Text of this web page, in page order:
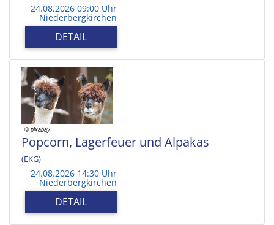
24.08.2026 09:00 Uhr
Niederbergkirchen
DETAIL
Popcorn, Lagerfeuer und Alpakas
(EKG)
24.08.2026 14:30 Uhr
Niederbergkirchen
DETAIL